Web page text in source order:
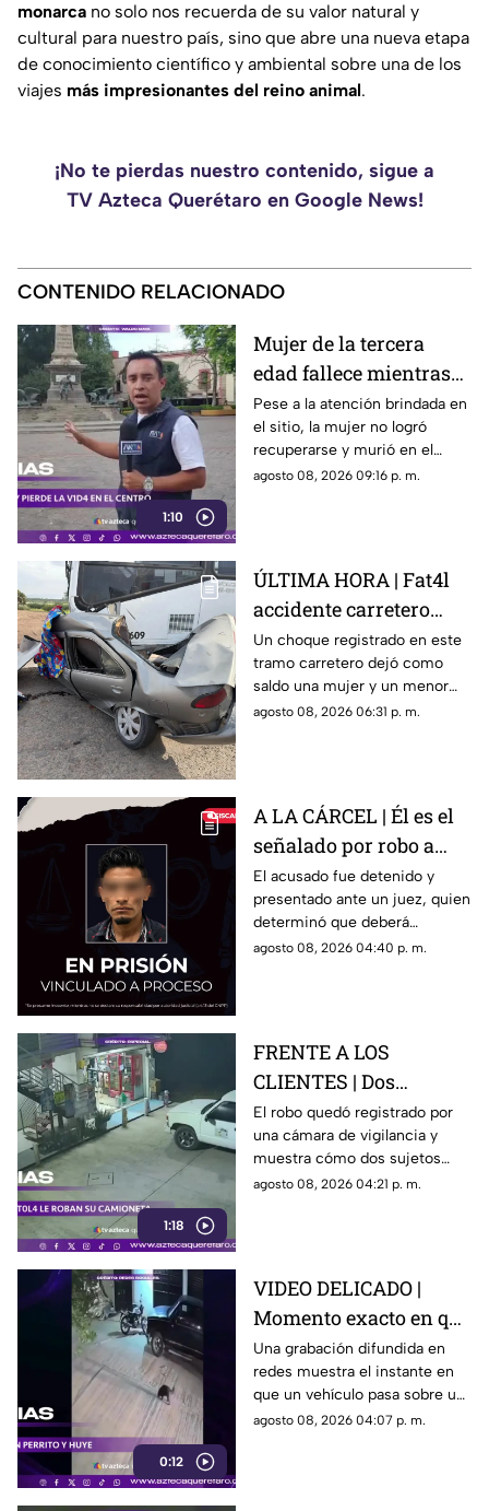
monarca no solo nos recuerda de su valor natural y
cultural para nuestro país, sino que abre una nueva etapa
de conocimiento científico y ambiental sobre una de los
viajes más impresionantes del reino animal.
¡No te pierdas nuestro contenido, sigue a
TV Azteca Querétaro en Google News!
CONTENIDO RELACIONADO
1:10
Mujer de la tercera
edad fallece mientras
caminaba por el Centro
de Querétaro
Pese a la atención brindada en
el sitio, la mujer no logró
recuperarse y murió en el
lugar.
agosto 08, 2026 09:16 p. m.
ÚLTIMA HORA | Fat4l
accidente carretero
deja una mujer y un
niño mu3rtos en San
Juan del Río
Un choque registrado en este
tramo carretero dejó como
saldo una mujer y un menor
sin vida, además de una
agosto 08, 2026 06:31 p. m.
A LA CÁRCEL | Él es el
señalado por robo a
una casa en Santa Rosa
Jáuregui
El acusado fue detenido y
presentado ante un juez, quien
determinó que deberá
permanecer en prisión
agosto 08, 2026 04:40 p. m.
1:18
FRENTE A LOS
CLIENTES | Dos
hombres enc4ñonan a
conductor y se llevan
su camioneta
El robo quedó registrado por
una cámara de vigilancia y
muestra cómo dos sujetos
obligaron a un conductor y a
agosto 08, 2026 04:21 p. m.
0:12
VIDEO DELICADO |
Momento exacto en que
camioneta atropella a
un perro y conductor
escapa
Una grabación difundida en
redes muestra el instante en
que un vehículo pasa sobre un
perro y continúa su camino sin
agosto 08, 2026 04:07 p. m.